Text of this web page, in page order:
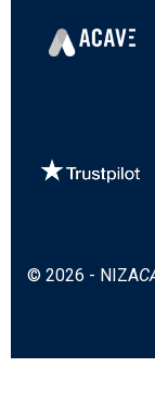
© 2026 - NIZA